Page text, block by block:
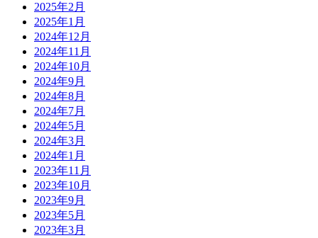
2025年2月
2025年1月
2024年12月
2024年11月
2024年10月
2024年9月
2024年8月
2024年7月
2024年5月
2024年3月
2024年1月
2023年11月
2023年10月
2023年9月
2023年5月
2023年3月